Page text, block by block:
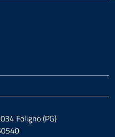
Foligno (PG)